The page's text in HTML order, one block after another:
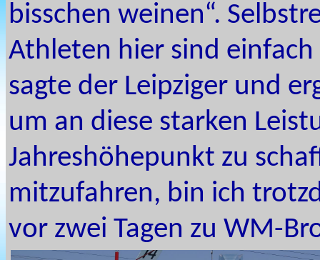
bisschen weinen“.
Athleten hier sind
sagte der Leipziger und
um an diese starken
Jahreshöhepunkt zu
mitzufahren, bin ich
vor zwei Tagen zu WM-